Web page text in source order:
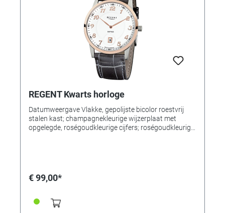
REGENT Kwarts horloge
Datumweergave Vlakke, gepolijste bicolor roestvrij
stalen kast; champagnekleurige wijzerplaat met
opgelegde, roségoudkleurige cijfers; roségoudkleurige
€ 99,00*